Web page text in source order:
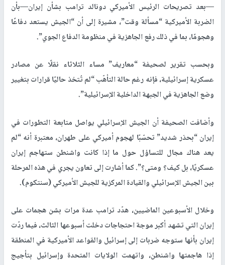
—بعد تصريحات الرئيس الأميركي دونالد ترامب بشأن إيران—بأن
الضربة الأميركية “مسألة وقت”، مشيرة إلى أن “الجيش يستعد دفاعًا
وهجومًا، بما في ذلك رفع الجاهزية في منظومة الدفاع الجوي”.
وبحسب تقرير لصحيفة “معاريف” مساء الثلاثاء نقلًا عن مصادر
عسكرية إسرائيلية، فإنه رغم حالة التأهّب “لم تُتخذ حاليًا قرارات بتغيير
وضع الجاهزية في الجبهة الداخلية الإسرائيلية”.
وأضافت الصحيفة أن الجيش الإسرائيلي يواصل متابعة التطورات في
إيران “بحذر شديد” تحسّبًا لهجوم أميركي على طهران، معتبرة أنه “لم
يعد هناك مجال للتساؤل حول ما إذا كانت واشنطن ستهاجم إيران
عسكريًا، بل كيف؟ ومتى؟”. كما أشارت إلى تعاون يجري في هذه المرحلة
بين الجيش الإسرائيلي والقيادة المركزية للجيش الأميركي (سنتكوم).
وخلال الأسبوعين الماضيين، هدّد ترامب عدة مرات بشن هجمات على
إيران التي تشهد أكبر موجة احتجاجات دخلت أسبوعها الثالث، فيما ردّت
إيران بأنها ستوجه ضربات إلى إسرائيل والقواعد الأميركية في المنطقة
إذا هاجمتها واشنطن، واتهمت الولايات المتحدة وإسرائيل بتأجيج